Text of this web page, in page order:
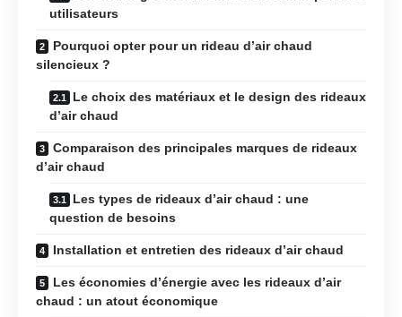
utilisateurs
Pourquoi opter pour un rideau d’air chaud
silencieux ?
Le choix des matériaux et le design des rideaux
d’air chaud
Comparaison des principales marques de rideaux
d’air chaud
Les types de rideaux d’air chaud : une
question de besoins
Installation et entretien des rideaux d’air chaud
Les économies d’énergie avec les rideaux d’air
chaud : un atout économique